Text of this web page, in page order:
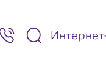
(495)